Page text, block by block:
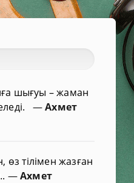
шығуы – жаман
—Ахмет
өз тілімен жазған
—Ахмет